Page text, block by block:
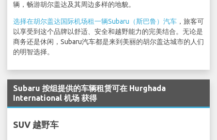
辆，畅游胡尔盖达及其周边多样的地貌。
选择在胡尔盖达国际机场租一辆Subaru（斯巴鲁）汽车 ，旅客可
以享受到这个品牌以舒适、安全和越野能力的完美结合。无论是
商务还是休闲，Subaru汽车都是来到美丽的胡尔盖达城市的人们
的明智选择。
Subaru 按组提供的车辆租赁可在 Hurghada
International 机场 获得
SUV 越野车